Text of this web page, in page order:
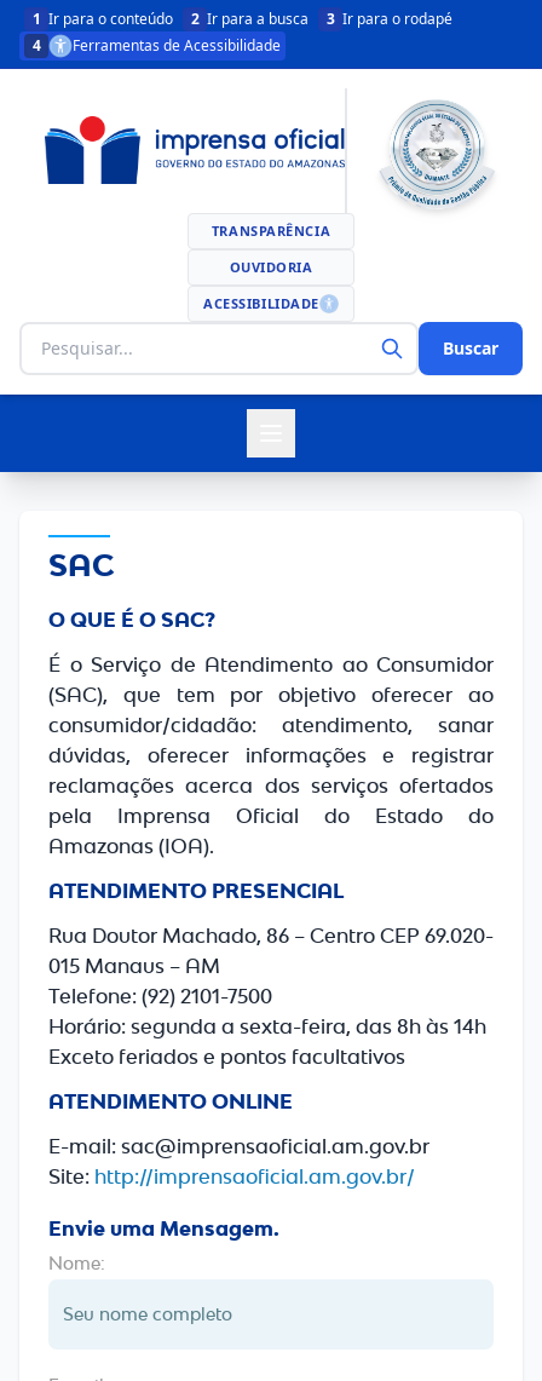
1 Ir para o conteúdo 2 Ir para a busca 3 Ir para o rodapé
4
Ferramentas de Acessibilidade
TRANSPARÊNCIA
OUVIDORIA
ACESSIBILIDADE
Buscar
SAC
O QUE É O SAC?
É o Serviço de Atendimento ao Consumidor
(SAC), que tem por objetivo oferecer ao
consumidor/cidadão: atendimento, sanar
dúvidas, oferecer informações e registrar
reclamações acerca dos serviços ofertados
pela Imprensa Oficial do Estado do
Amazonas (IOA).
ATENDIMENTO PRESENCIAL
Rua Doutor Machado, 86 – Centro CEP 69.020-
015 Manaus – AM
Telefone: (92) 2101-7500
Horário: segunda a sexta-feira, das 8h às 14h
Exceto feriados e pontos facultativos
ATENDIMENTO ONLINE
E-mail: sac@imprensaoficial.am.gov.br
Site: http://imprensaoficial.am.gov.br/
Envie uma Mensagem.
Nome: